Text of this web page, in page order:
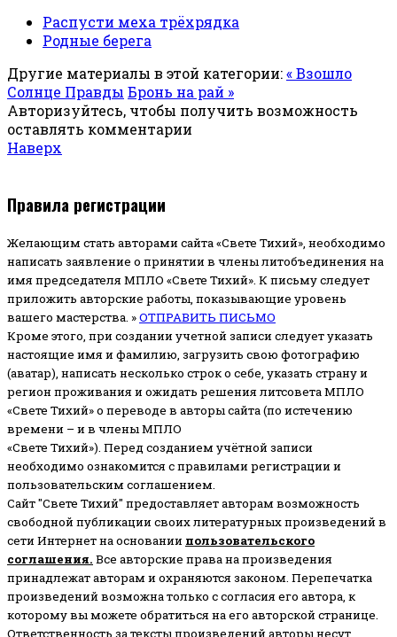
Распусти меха трёхрядка
Родные берега
Другие материалы в этой категории:« Взошло
Солнце Правды Бронь на рай »
Авторизуйтесь, чтобы получить возможность
оставлять комментарии
Наверх
Правила регистрации
Желающим стать авторами сайта «Свете Тихий», необходимо
написать заявление о принятии в члены литобъединения на
имя председателя МПЛО «Свете Тихий». К письму следует
приложить авторские работы, показывающие уровень
вашего мастерства. »ОТПРАВИТЬ ПИСЬМО
Кроме этого, при создании учетной записи следует указать
настоящие имя и фамилию, загрузить свою фотографию
(аватар), написать несколько строк о себе, указать страну и
регион проживания и ожидать решения литсовета МПЛО
«Свете Тихий» о переводе в авторы сайта (по истечению
времени – и в члены МПЛО
«Свете Тихий»). Перед созданием учётной записи
необходимо ознакомится с правилами регистрации и
пользовательским соглашением.
Сайт "Свете Тихий" предоставляет авторам возможность
свободной публикации своих литературных произведений в
сети Интернет на основании пользовательского
соглашения. Все авторские права на произведения
принадлежат авторам и охраняются законом. Перепечатка
произведений возможна только с согласия его автора, к
которому вы можете обратиться на его авторской странице.